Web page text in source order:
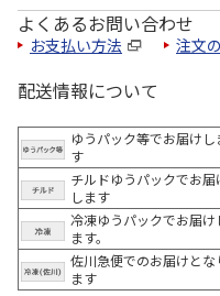
よくあるお問い合わせ
お支払い方法 注文
配送情報について
ゆうパック等でお届けし
す
チルドゆうパックでお届
します
冷凍ゆうパックでお届け
ます。
佐川急便でのお届けとな
ます